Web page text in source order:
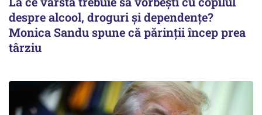
despre alcool, droguri și dependențe?
Monica Sandu spune că părinții încep prea
târziu